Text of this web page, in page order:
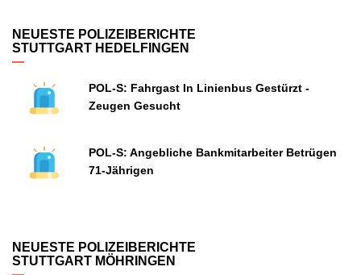
NEUESTE POLIZEIBERICHTE
STUTTGART HEDELFINGEN
POL-S: Fahrgast In Linienbus Gestürzt -
Zeugen Gesucht
POL-S: Angebliche Bankmitarbeiter Betrügen
71-Jährigen
NEUESTE POLIZEIBERICHTE
STUTTGART MÖHRINGEN